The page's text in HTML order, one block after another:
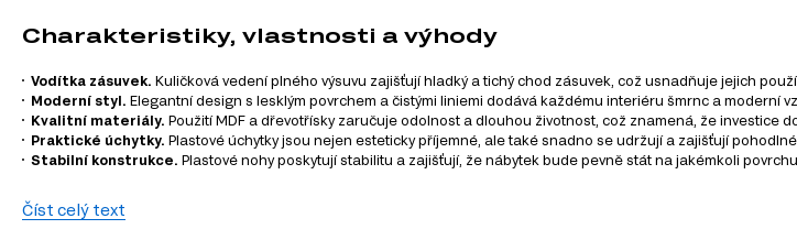
Charakteristiky, vlastnosti a výhody
Vodítka zásuvek. Kuličková vedení plného výsuvu zajišťují hladký a tichý chod zásuvek, což usnadňuje jejich
Moderní styl. Elegantní design s lesklým povrchem a čistými liniemi dodává každému interiéru šmrnc a moderní
Kvalitní materiály. Použití MDF a dřevotřísky zaručuje odolnost a dlouhou životnost, což znamená, že investice
Praktické úchytky. Plastové úchytky jsou nejen esteticky příjemné, ale také snadno se udržují a zajišťují
Stabilní konstrukce. Plastové nohy poskytují stabilitu a zajišťují, že nábytek bude pevně stát na jakémkoli povrchu.
Informace o sérii nábytku
Číst celý text